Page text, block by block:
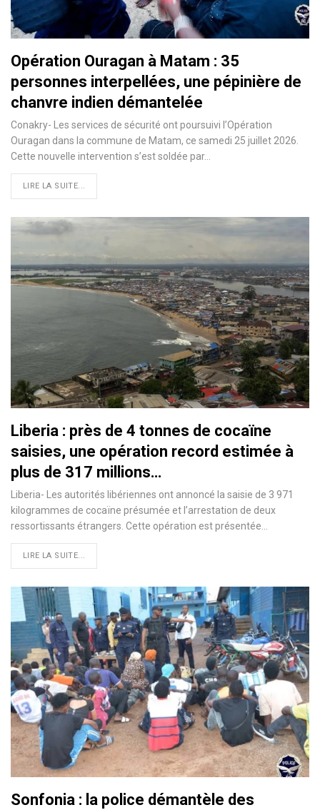
Opération Ouragan à Matam : 35
personnes interpellées, une pépinière de
chanvre indien démantelée
Conakry- Les services de sécurité ont poursuivi l’Opération
Ouragan dans la commune de Matam, ce samedi 25 juillet 2026.
Cette nouvelle intervention s’est soldée par…
LIRE LA SUITE...
Liberia : près de 4 tonnes de cocaïne
saisies, une opération record estimée à
plus de 317 millions…
Liberia- Les autorités libériennes ont annoncé la saisie de 3 971
kilogrammes de cocaïne présumée et l’arrestation de deux
ressortissants étrangers. Cette opération est présentée…
LIRE LA SUITE...
Sonfonia : la police démantèle des